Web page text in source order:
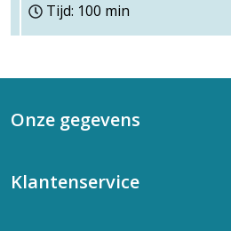
Tijd: 100 min
Onze gegevens
Klantenservice